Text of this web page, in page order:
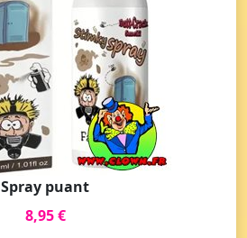
Spray puant
8,95 €